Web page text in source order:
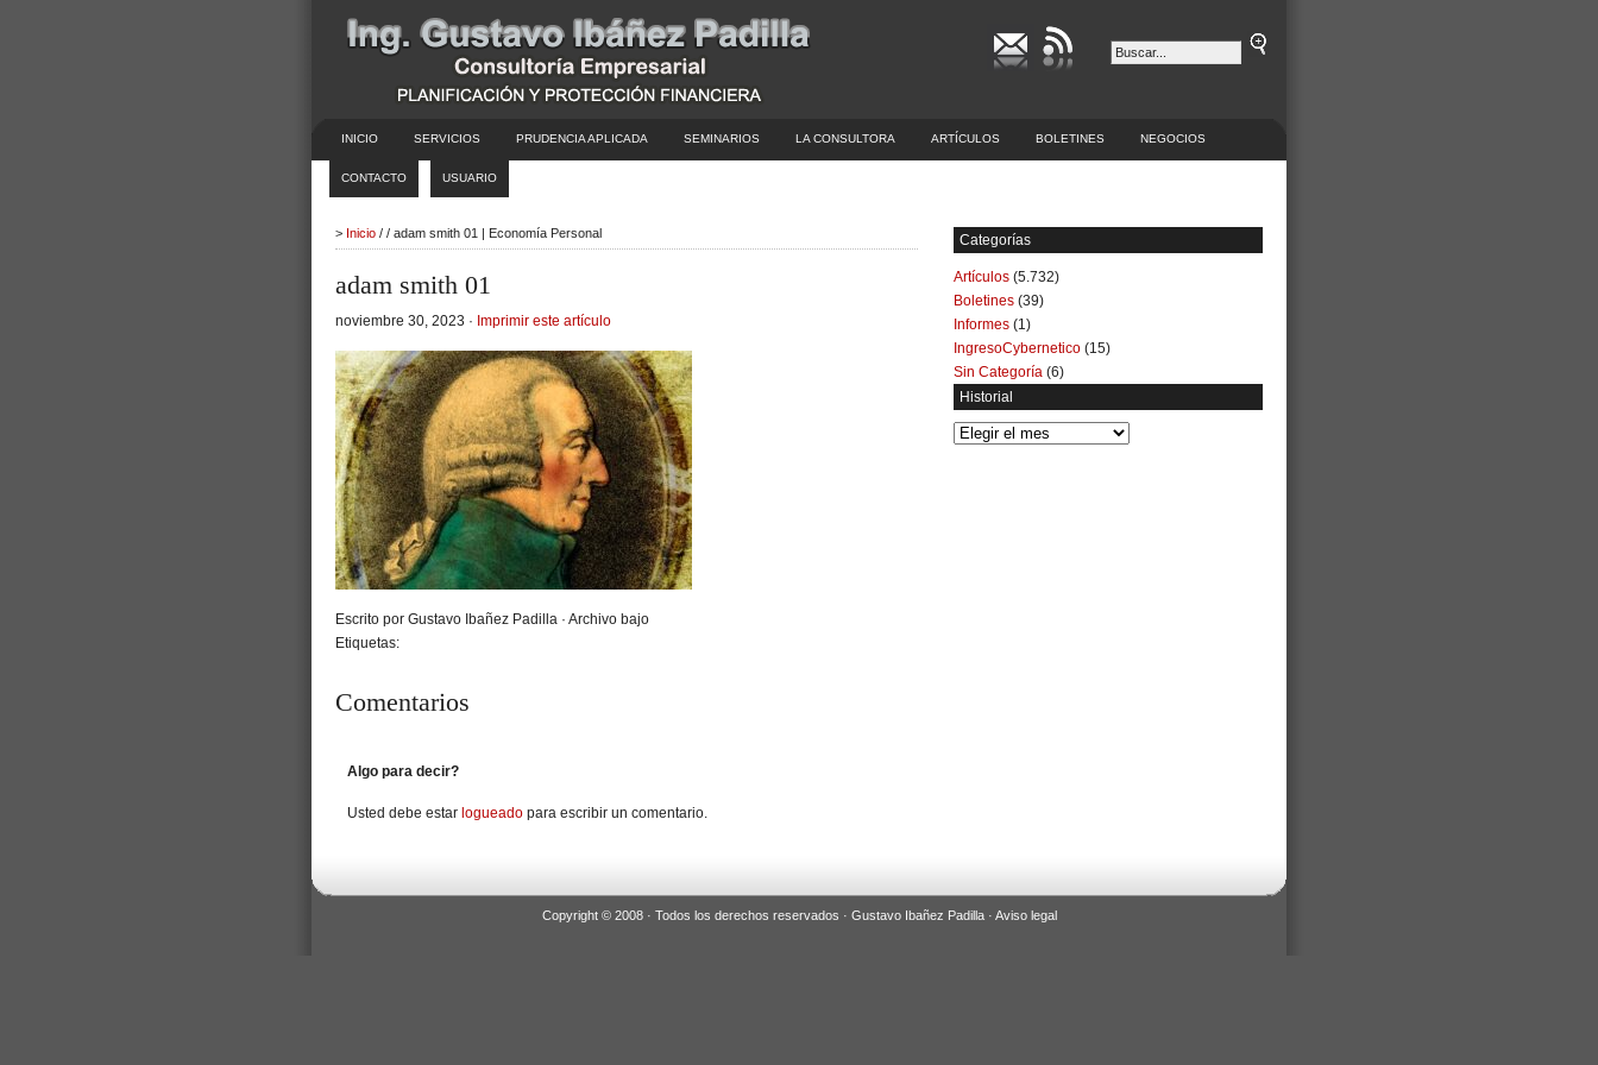
INICIO SERVICIOS PRUDENCIA APLICADA SEMINARIOS LA CONSULTORA ARTÍCULOS BOLETINES NEGOCIOS
CONTACTO USUARIO
> Inicio / / adam smith 01 | Economía Personal
adam smith 01
noviembre 30, 2023 · Imprimir este artículo
Escrito por Gustavo Ibañez Padilla · Archivo bajo
Etiquetas:
Comentarios
Algo para decir?
Usted debe estar logueado para escribir un comentario.
Categorías
Artículos (5.732)
Boletines (39)
Informes (1)
IngresoCybernetico (15)
Sin Categoría (6)
Historial
Historial
Copyright © 2008 · Todos los derechos reservados · Gustavo Ibañez Padilla · Aviso legal